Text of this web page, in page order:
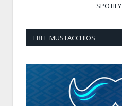
SPOTIFY
FREE MUSTACCHIOS